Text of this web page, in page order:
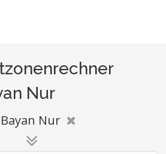
Nur
Bayan Nur